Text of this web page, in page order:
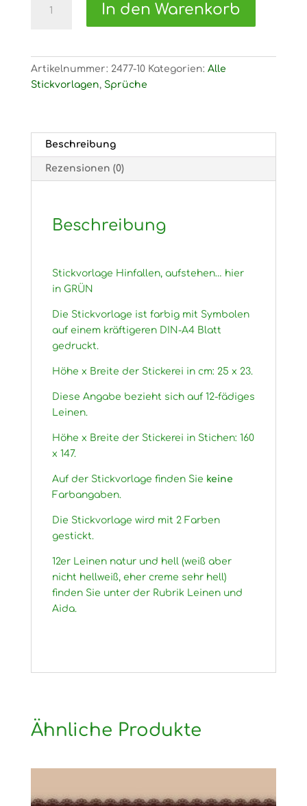
Stickvorlage
hier
in
In den Warenkorb
Artikelnummer: 2477-10 Kategorien: Alle
Stickvorlagen, Sprüche
Beschreibung
Rezensionen (0)
Beschreibung
Stickvorlage Hinfallen, aufstehen… hier
in GRÜN
Die Stickvorlage ist farbig mit Symbolen
auf einem kräftigeren DIN-A4 Blatt
gedruckt.
Höhe x Breite der Stickerei in cm: 25 x 23.
Diese Angabe bezieht sich auf 12-fädiges
Leinen.
Höhe x Breite der Stickerei in Stichen: 160
x 147.
Auf der Stickvorlage finden Sie keine
Farbangaben.
Die Stickvorlage wird mit 2 Farben
gestickt.
12er Leinen natur und hell (weiß aber
nicht hellweiß, eher creme sehr hell)
finden Sie unter der Rubrik Leinen und
Aida.
Ähnliche Produkte